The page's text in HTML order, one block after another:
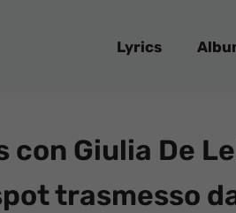
Lyrics
Giulia De
trasmesso